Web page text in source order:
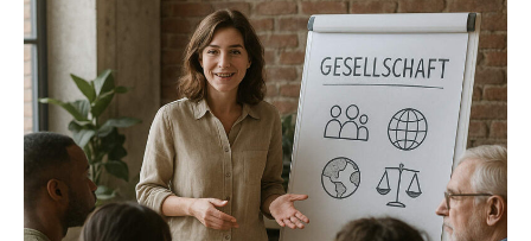
Oscar
am
Freitag-
TV